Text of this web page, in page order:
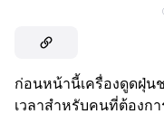
ก่อนหน้านี้เครื่องดูดฝุ่น
เวลาสำหรับคนที่ต้องก